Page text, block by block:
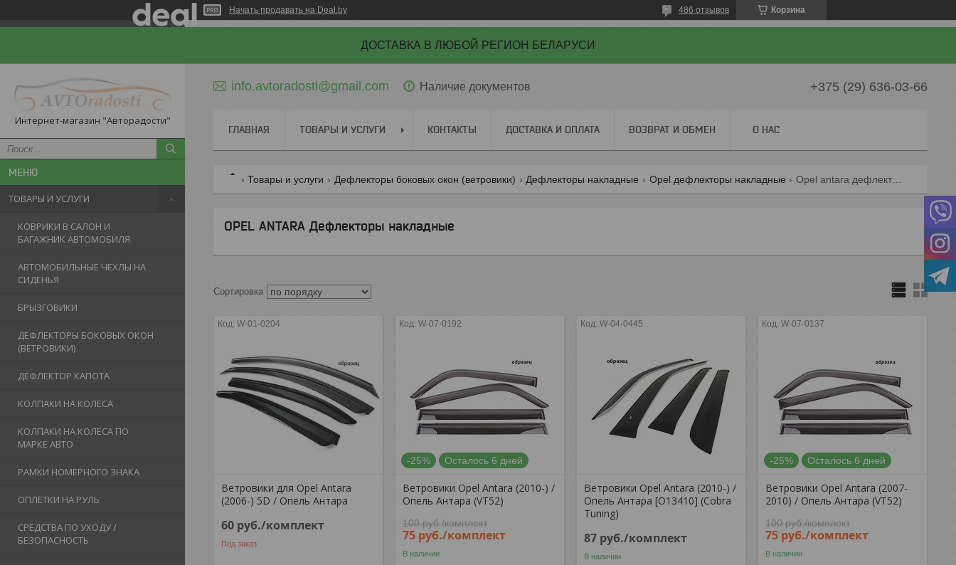
Начать продавать на Deal.by Корзина
486 отзывов
ДОСТАВКА В ЛЮБОЙ РЕГИОН БЕЛАРУСИ
Интернет-магазин "Авторадости"
ТОВАРЫ И УСЛУГИ
КОВРИКИ В САЛОН И
БАГАЖНИК АВТОМОБИЛЯ
АВТОМОБИЛЬНЫЕ ЧЕХЛЫ НА
СИДЕНЬЯ
БРЫЗГОВИКИ
ДЕФЛЕКТОРЫ БОКОВЫХ ОКОН
(ВЕТРОВИКИ)
ДЕФЛЕКТОР КАПОТА
КОЛПАКИ НА КОЛЕСА
КОЛПАКИ НА КОЛЕСА ПО
МАРКЕ АВТО
РАМКИ НОМЕРНОГО ЗНАКА
ОПЛЕТКИ НА РУЛЬ
СРЕДСТВА ПО УХОДУ /
БЕЗОПАСНОСТЬ
info.avtoradosti@gmail.com Наличие документов +375 (29) 636-03-66
ГЛАВНАЯ ТОВАРЫ И УСЛУГИ КОНТАКТЫ ДОСТАВКА И ОПЛАТА ВОЗВРАТ И ОБМЕН О НАС
Товары и услуги Дефлекторы боковых окон (ветровики) Дефлекторы накладные Opel дефлекторы накладные
OPEL ANTARA Дефлекторы накладные
W-01-0204
Ветровики для Opel Antara
(2006-) 5D / Опель Антара
60 руб./комплект
Под заказ
W-07-0192
-25% Осталось 6 дней
Ветровики Opel Antara (2010-) /
Опель Антара (VT52)
100руб./комплект
75 руб./комплект
В наличии
W-04-0445
Ветровики Opel Antara (2010-) /
Опель Антара [O13410] (Cobra
Tuning)
87 руб./комплект
В наличии
W-07-0137
-25% Осталось 6 дней
Ветровики Opel Antara (2007-
2010) / Опель Антара (VT52)
100руб./комплект
75 руб./комплект
В наличии